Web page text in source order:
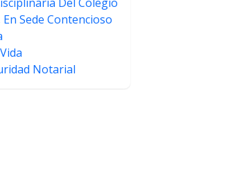
Sede Contencioso
Notarial